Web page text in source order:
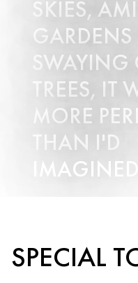
SKIES,
SWAYING
TREES, IT
MORE
THAN I'D
IMAGINED.
SPECIAL